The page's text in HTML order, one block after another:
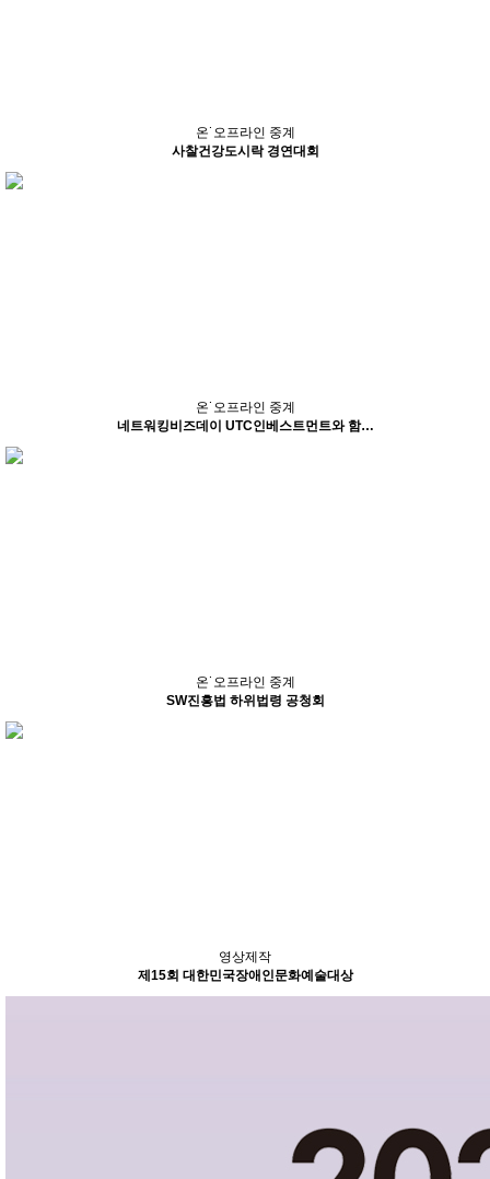
온˙오프라인 중계
사찰건강도시락 경연대회
온˙오프라인 중계
네트워킹비즈데이 UTC인베스트먼트와 함…
온˙오프라인 중계
SW진흥법 하위법령 공청회
영상제작
제15회 대한민국장애인문화예술대상